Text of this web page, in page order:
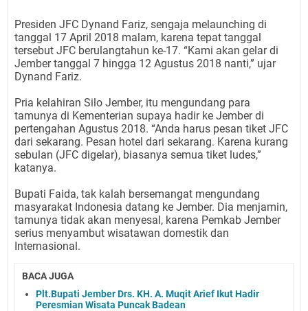
Presiden JFC Dynand Fariz, sengaja melaunching di
tanggal 17 April 2018 malam, karena tepat tanggal
tersebut JFC berulangtahun ke-17. “Kami akan gelar di
Jember tanggal 7 hingga 12 Agustus 2018 nanti,” ujar
Dynand Fariz.
Pria kelahiran Silo Jember, itu mengundang para
tamunya di Kementerian supaya hadir ke Jember di
pertengahan Agustus 2018. “Anda harus pesan tiket JFC
dari sekarang. Pesan hotel dari sekarang. Karena kurang
sebulan (JFC digelar), biasanya semua tiket ludes,”
katanya.
Bupati Faida, tak kalah bersemangat mengundang
masyarakat Indonesia datang ke Jember. Dia menjamin,
tamunya tidak akan menyesal, karena Pemkab Jember
serius menyambut wisatawan domestik dan
Internasional.
BACA JUGA
Plt.Bupati Jember Drs. KH. A. Muqit Arief Ikut Hadir
Peresmian Wisata Puncak Badean